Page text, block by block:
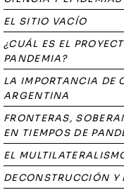
EL SITIO VACÍO
¿CUÁL ES EL
PANDEMIA?
LA IMPORTANCIA DE
ARGENTINA
FRONTERAS,
EN TIEMPOS DE
EL
DECONSTRUCCIÓN